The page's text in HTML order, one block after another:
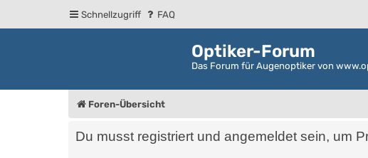
Schnellzugriff FAQ
Optiker-Forum
Das Forum für Augenoptiker von
Foren-Übersicht
Du musst registriert und angemeldet sein, um